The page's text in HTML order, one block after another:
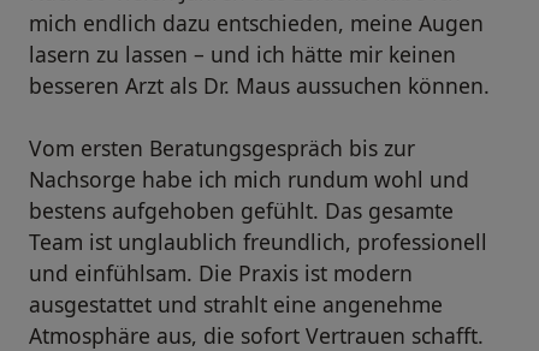
mich endlich dazu entschieden, meine Augen
lasern zu lassen – und ich hätte mir keinen
besseren Arzt als Dr. Maus aussuchen können.
Vom ersten Beratungsgespräch bis zur
Nachsorge habe ich mich rundum wohl und
bestens aufgehoben gefühlt. Das gesamte
Team ist unglaublich freundlich, professionell
und einfühlsam. Die Praxis ist modern
ausgestattet und strahlt eine angenehme
Atmosphäre aus, die sofort Vertrauen schafft.